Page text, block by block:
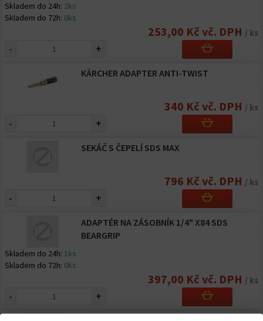
Skladem do 24h: 2ks
Skladem do 72h: 0ks
253,00 Kč vč. DPH / ks
- +
KÄRCHER ADAPTER ANTI-TWIST
340 Kč vč. DPH / ks
- +
SEKÁČ S ČEPELÍ SDS MAX
796 Kč vč. DPH / ks
- +
ADAPTÉR NA ZÁSOBNÍK 1/4" X84 SDS
BEARGRIP
Skladem do 24h: 1ks
Skladem do 72h: 0ks
397,00 Kč vč. DPH / ks
- +